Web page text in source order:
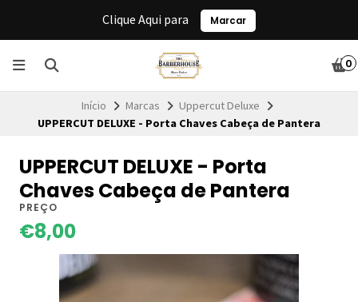
Clique Aqui para Marcar
0
Início Marcas
Uppercut Deluxe
UPPERCUT DELUXE - Porta Chaves Cabeça de Pantera
UPPERCUT DELUXE - Porta
Chaves Cabeça de Pantera
PREÇO
€8,00